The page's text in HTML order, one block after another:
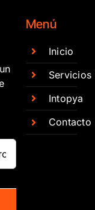
Menú
Inicio
Servicios
Intopya
Contacto